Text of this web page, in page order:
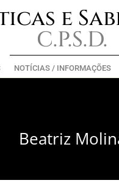
e
C.P.S.D.
NOTÍCIAS / INFORMAÇÕES
Beatriz